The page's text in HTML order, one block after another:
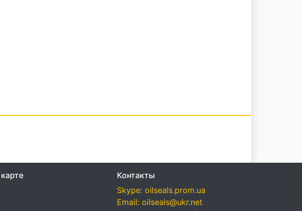
Контакты
Skype: oilseals.prom.ua
Email: oilseals@ukr.net